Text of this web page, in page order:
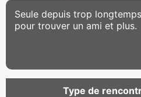
Seule depuis trop
pour trouver un ami et plus.
Type de